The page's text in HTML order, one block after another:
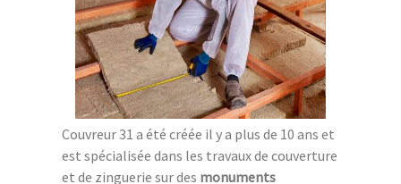
Couvreur 31 a été créée il y a plus de 10 ans et
est spécialisée dans les travaux de couverture
et de zinguerie sur des monuments